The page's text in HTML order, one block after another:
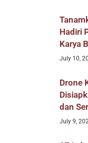
Hadiri
Karya
July 10,
Drone
dan
July 9,